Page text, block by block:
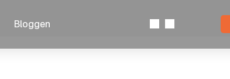
Bloggen